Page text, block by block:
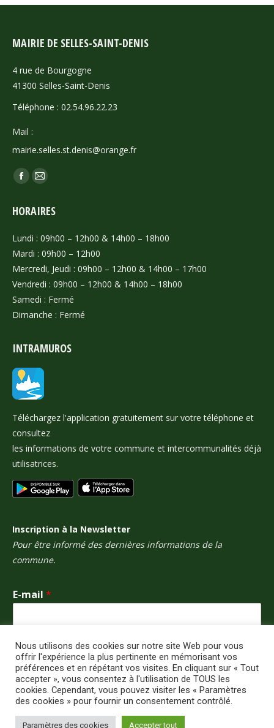
MAIRIE DE SELLES-SAINT-DENIS
4 rue de Bourgogne
41300 Selles-Saint-Denis
Téléphone : 02.54.96.22.23
Mail :
mairie.selles.st.denis@orange.fr
Trouvez nous sur :
Facebook
opens
window
Mail
opens
window
HORAIRES
Lundi : 09h00 – 12h00 & 14h00 – 18h00
Mardi : 09h00 – 12h00
Mercredi, Jeudi : 09h00 – 12h00 & 14h00 – 17h00
Vendredi : 09h00 – 12h00 & 14h00 – 18h00
Samedi : Fermé
Dimanche : Fermé
INTRAMUROS
Téléchargez l'application gratuitement sur votre téléphone et
consultez
les informations de votre commune et intercommunalités déjà
utilisatrices.
Inscription à la Newsletter
Pour être informé des dernières informations de la
commune.
E-mail *
Envoyer
© Selles-Saint-Denis Corporate - 2024. Tous droits réservés - Création
Nous utilisons des cookies sur notre site Web pour vous
offrir l'expérience la plus pertinente en mémorisant vos
préférences et en répétant vos visites. En cliquant sur « Tout
accepter », vous consentez à l'utilisation de TOUS les
cookies. Cependant, vous pouvez visiter les « Paramètres
des cookies » pour fournir un consentement contrôlé.
Paramètres des cookies Accepter tout